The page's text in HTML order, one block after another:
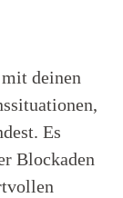
deinen
Es
Blockaden